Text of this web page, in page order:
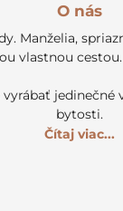
O nás
Manželia,
vlastnou
vyrábať jedinečné
bytosti.
Čítaj viac...